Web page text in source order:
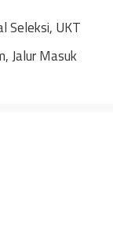
Seleksi, UKT
Jalur Masuk